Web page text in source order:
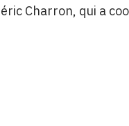
Charron, qui a